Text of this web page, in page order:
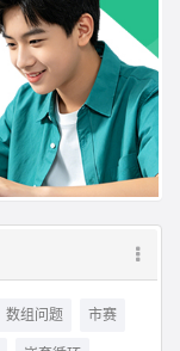
数组问题
市赛